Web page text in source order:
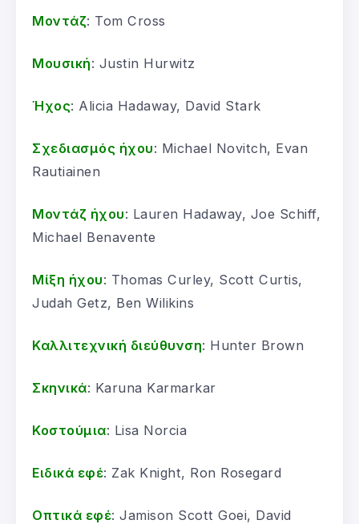
Μοντάζ: Tom Cross
Μουσική: Justin Hurwitz
Ήχος: Alicia Hadaway, David Stark
Σχεδιασμός ήχου: Michael Novitch, Evan
Rautiainen
Μοντάζ ήχου: Lauren Hadaway, Joe Schiff,
Michael Benavente
Μίξη ήχου: Thomas Curley, Scott Curtis,
Judah Getz, Ben Wilikins
Καλλιτεχνική διεύθυνση: Hunter Brown
Σκηνικά: Karuna Karmarkar
Κοστούμια: Lisa Norcia
Ειδικά εφέ: Zak Knight, Ron Rosegard
Οπτικά εφέ: Jamison Scott Goei, David